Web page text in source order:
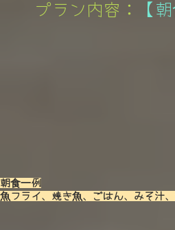
プラン内容： 【
朝食一例
魚フライ、焼き魚、ごはん、みそ汁